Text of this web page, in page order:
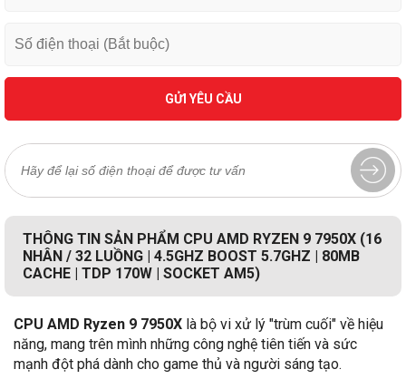
GỬI YÊU CẦU
THÔNG TIN SẢN PHẨM CPU AMD RYZEN 9 7950X (16
NHÂN / 32 LUỒNG | 4.5GHZ BOOST 5.7GHZ | 80MB
CACHE | TDP 170W | SOCKET AM5)
CPU AMD Ryzen 9 7950X là bộ vi xử lý "trùm cuối" về hiệu
năng, mang trên mình những công nghệ tiên tiến và sức
mạnh đột phá dành cho game thủ và người sáng tạo.